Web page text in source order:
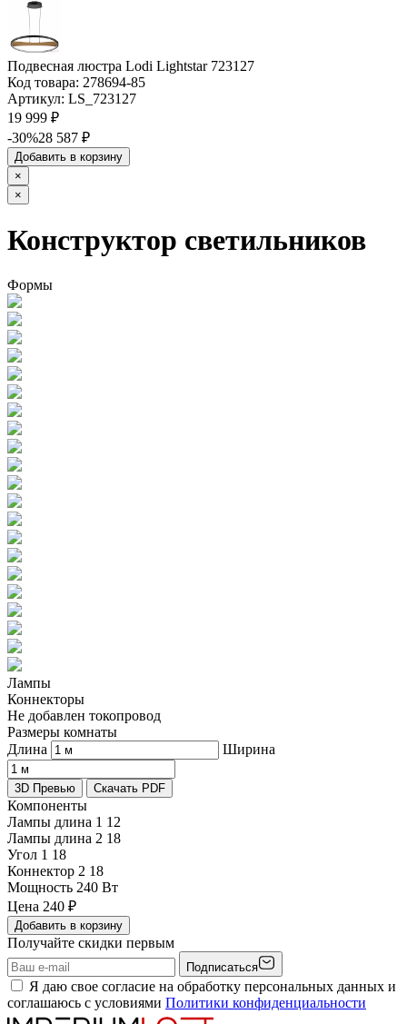
Подвесная люстра Lodi Lightstar 723127
Код товара: 278694-85
Артикул: LS_723127
19 999 ₽
-30%28 587 ₽
Добавить в корзину
×
×
Конструктор светильников
Формы
Лампы
Коннекторы
Не добавлен токопровод
Размеры комнаты
Длина
Ширина
3D Превью Скачать PDF
Компоненты
Лампы длина 1 12
Лампы длина 2 18
Угол 1 18
Коннектор 2 18
Мощность 240 Вт
Цена 240 ₽
Добавить в корзину
Получайте скидки первым
Подписаться
Я даю свое согласие на обработку персональных данных и
соглашаюсь с условиями Политики конфиденциальности